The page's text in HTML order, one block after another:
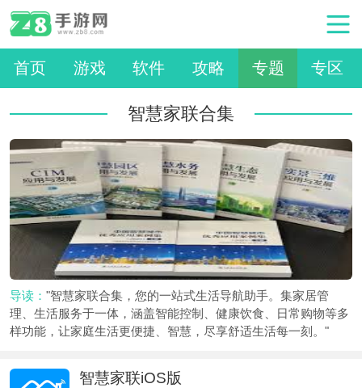
首页 游戏 软件 攻略 专题 专区
智慧家联合集
导读："智慧家联合集，您的一站式生活导航助手。集家居管
理、生活服务于一体，涵盖智能控制、健康饮食、日常购物等多
样功能，让家庭生活更便捷、智慧，尽享舒适生活每一刻。"
智慧家联iOS版